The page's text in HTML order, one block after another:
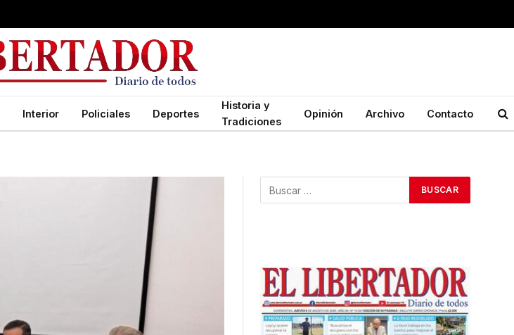
Interior Policiales Deportes
Historia y
Tradiciones
Opinión Archivo Contacto